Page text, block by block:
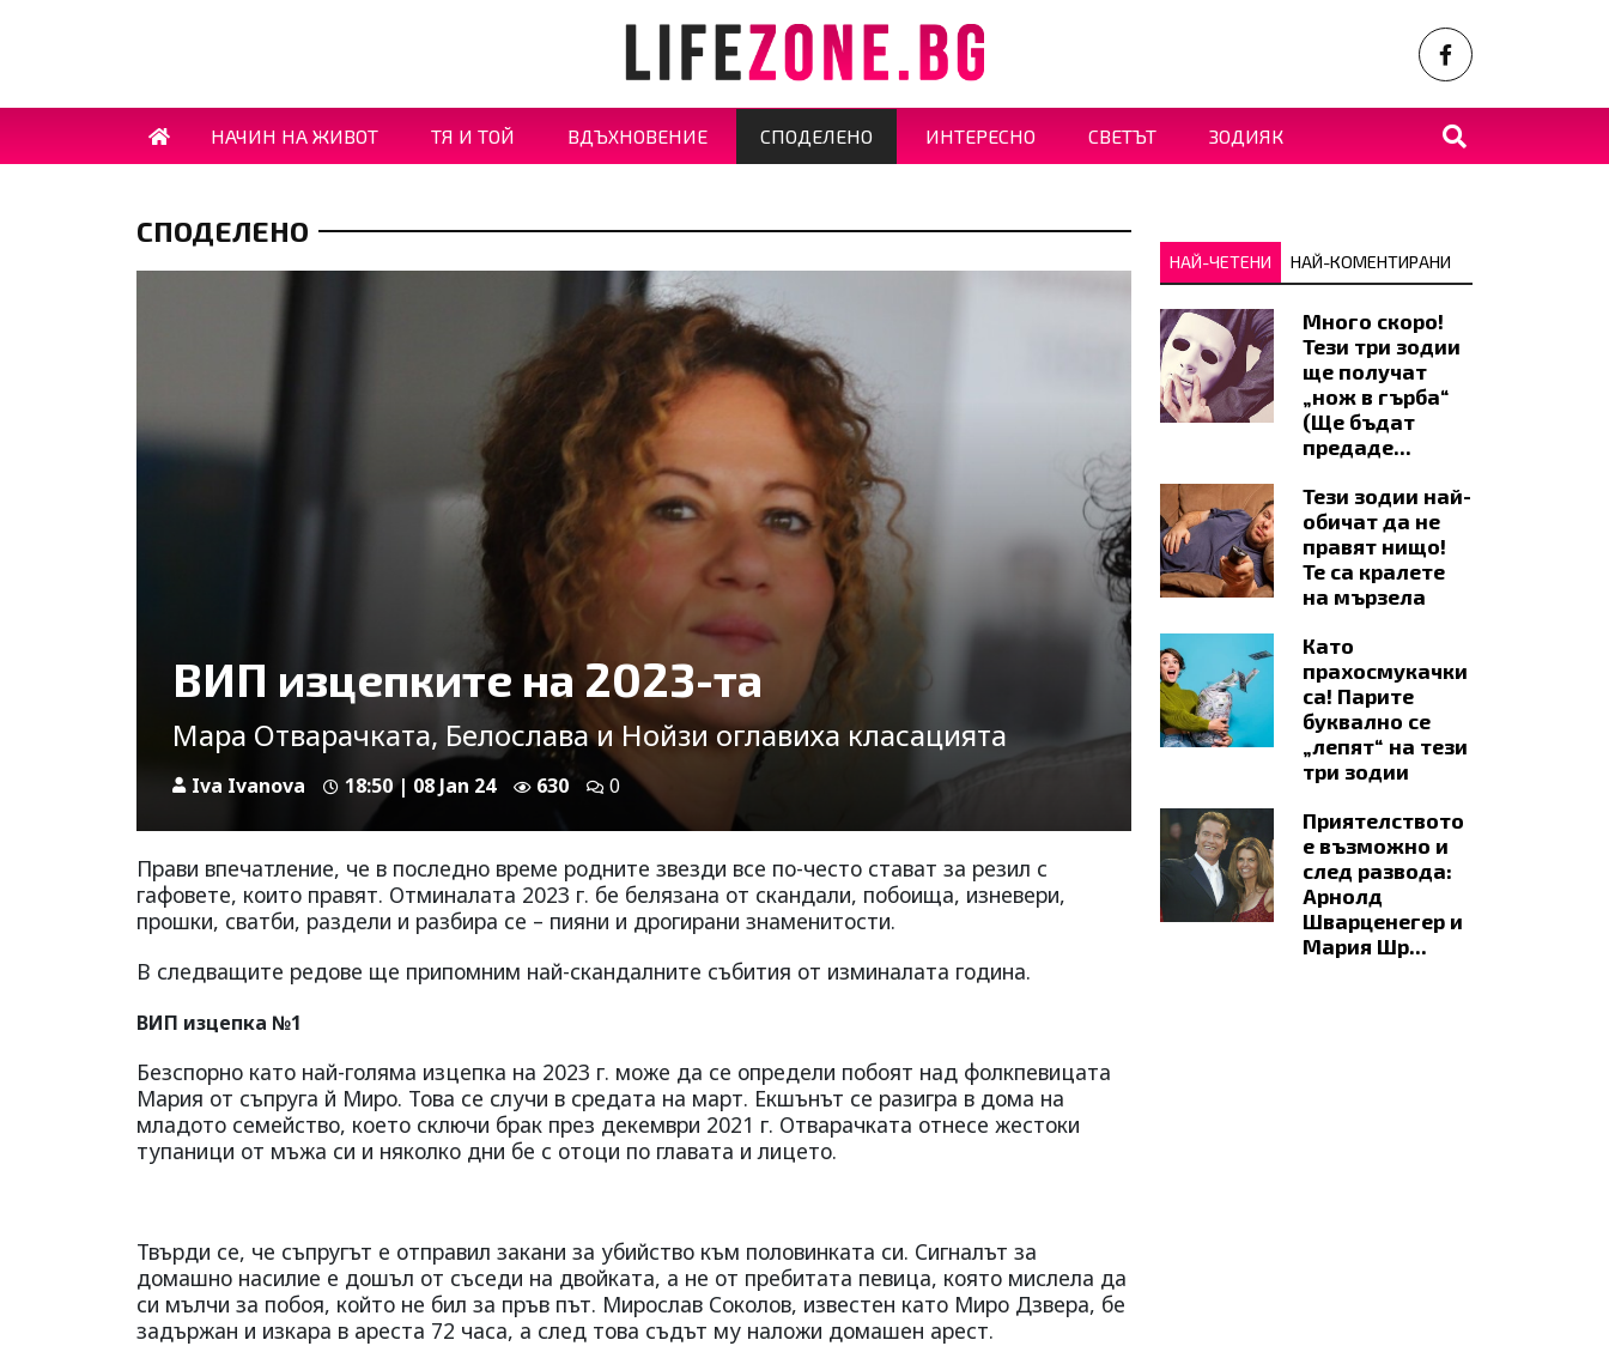
НАЧИН НА ЖИВОТ ТЯ И ТОЙ ВДЪХНОВЕНИЕ СПОДЕЛЕНО ИНТЕРЕСНО СВЕТЪТ ЗОДИЯК
СПОДЕЛЕНО
ВИП изцепките на 2023-та
Мара Отварачката, Белослава и Нойзи оглавиха класацията
Iva Ivanova 18:50 | 08 Jan 24 630 0
Прави впечатление, че в последно време родните звезди все по-често стават за резил с
гафовете, които правят. Отминалата 2023 г. бе белязана от скандали, побоища, изневери,
прошки, сватби, раздели и разбира се – пияни и дрогирани знаменитости.
В следващите редове ще припомним най-скандалните събития от изминалата година.
ВИП изцепка №1
Безспорно като най-голяма изцепка на 2023 г. може да се определи побоят над фолкпевицата
Мария от съпруга й Миро. Това се случи в средата на март. Екшънът се разигра в дома на
младото семейство, което сключи брак през декември 2021 г. Отварачката отнесе жестоки
тупаници от мъжа си и няколко дни бе с отоци по главата и лицето.
Твърди се, че съпругът е отправил закани за убийство към половинката си. Сигналът за
домашно насилие е дошъл от съседи на двойката, а не от пребитата певица, която мислела да
си мълчи за побоя, който не бил за пръв път. Мирослав Соколов, известен като Миро Дзвера, бе
задържан и изкара в ареста 72 часа, а след това съдът му наложи домашен арест.
НАЙ-ЧЕТЕНИ НАЙ-КОМЕНТИРАНИ
Много скоро!
Тези три зодии
ще получат
„нож в гърба“
(Ще бъдат
предаде...
Тези зодии най-
обичат да не
правят нищо!
Те са кралете
на мързела
Като
прахосмукачки
са! Парите
буквално се
„лепят“ на тези
три зодии
Приятелството
е възможно и
след развода:
Арнолд
Шварценегер и
Мария Шр...